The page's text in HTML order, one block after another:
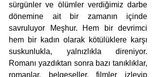
sürgünler ve ölümler verdiğimiz darbe
dönemine ait bir zamanın içinde
savruluyor Meşhur. Hem bir devrimci
hem bir kadın olarak kötülüklere karşı
suskunlukla, yalnızlıkla direniyor.
Romanı yazdıktan sonra bazı tanıklıklar,
romanlar, belgeseller, filmler izleyip